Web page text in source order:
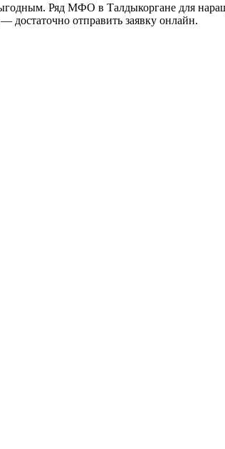
Ряд МФО в Талдыкоргане для
достаточно отправить заявку онлайн.